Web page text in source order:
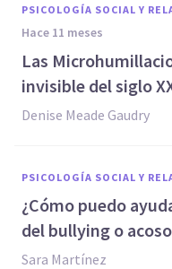
PSICOLOGÍA SOCIAL Y
hace 11 meses
Las
invisible del siglo
Denise Meade Gaudry
PSICOLOGÍA SOCIAL Y
¿Cómo puedo
del bullying o
Sara Martínez